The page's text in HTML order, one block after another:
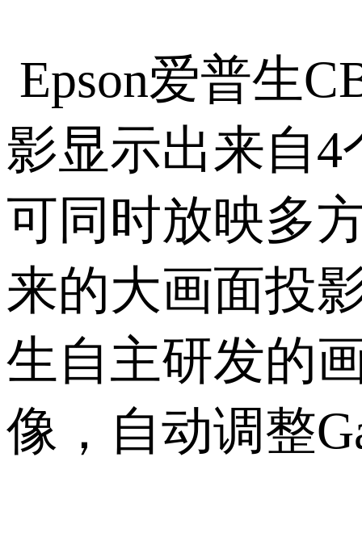
Epson爱普生
影显示出来自4
可同时放映多
来的大画面投
生自主研发的
像，自动调整